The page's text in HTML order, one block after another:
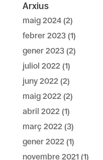
Arxius
maig 2024(2)
febrer 2023(1)
gener 2023(2)
juliol 2022 (1)
juny 2022 (2)
maig 2022 (2)
abril 2022 (1)
març 2022 (3)
gener 2022 (1)
novembre 2021 (1)